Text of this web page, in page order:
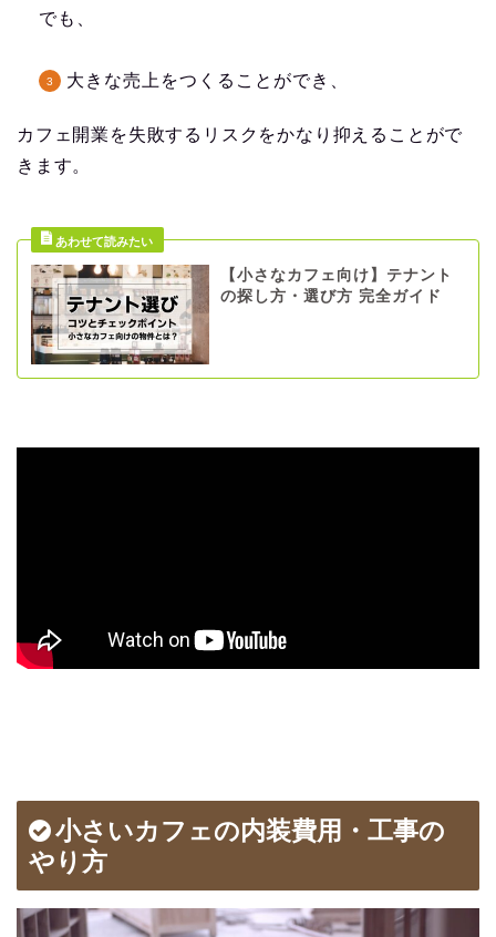
でも、
大きな売上をつくることができ、
カフェ開業を失敗するリスクをかなり抑えることがで
きます。
【小さなカフェ向け】テナント
の探し方・選び方 完全ガイド
小さいカフェの内装費用・工事の
やり方
コーヒーショップ開業の
準備・やり方まとめ